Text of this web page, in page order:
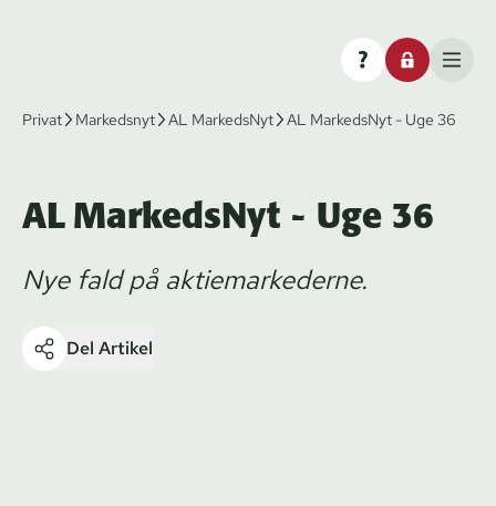
Privat Markedsnyt AL MarkedsNyt AL MarkedsNyt - Uge 36
AL MarkedsNyt - Uge 36
Nye fald på aktiemarkederne.
Del Artikel